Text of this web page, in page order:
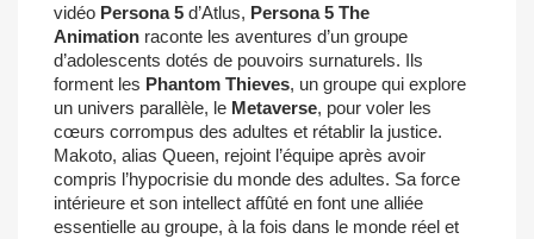
vidéo Persona 5 d’Atlus, Persona 5 The
Animation raconte les aventures d’un groupe
d’adolescents dotés de pouvoirs surnaturels. Ils
forment les Phantom Thieves, un groupe qui explore
un univers parallèle, le Metaverse, pour voler les
cœurs corrompus des adultes et rétablir la justice.
Makoto, alias Queen, rejoint l’équipe après avoir
compris l’hypocrisie du monde des adultes. Sa force
intérieure et son intellect affûté en font une alliée
essentielle au groupe, à la fois dans le monde réel et